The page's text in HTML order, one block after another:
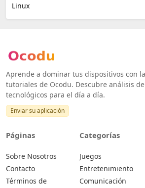
Linux
Aprende a dominar tus dispositivos con
tutoriales de Ocodu. Descubre análisis
tecnológicos para el día a día.
Enviar su aplicación
Páginas
Sobre Nosotros
Contacto
Términos de
Categorías
Juegos
Entretenimiento
Comunicación